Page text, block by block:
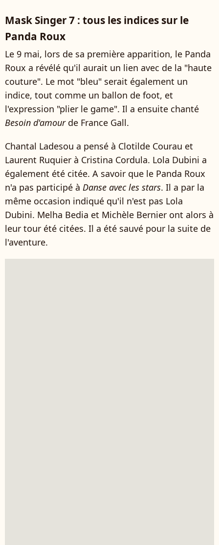
Mask Singer 7 : tous les indices sur le
Panda Roux
Le 9 mai, lors de sa première apparition, le Panda
Roux a révélé qu'il aurait un lien avec de la "haute
couture". Le mot "bleu" serait également un
indice, tout comme un ballon de foot, et
l'expression "plier le game". Il a ensuite chanté
Besoin d'amourde France Gall.
Chantal Ladesou a pensé à Clotilde Courau et
Laurent Ruquier à Cristina Cordula. Lola Dubini a
également été citée. A savoir que le Panda Roux
n'a pas participé à Danse avec les stars. Il a par la
même occasion indiqué qu'il n'est pas Lola
Dubini. Melha Bedia et Michèle Bernier ont alors à
leur tour été citées. Il a été sauvé pour la suite de
l'aventure.